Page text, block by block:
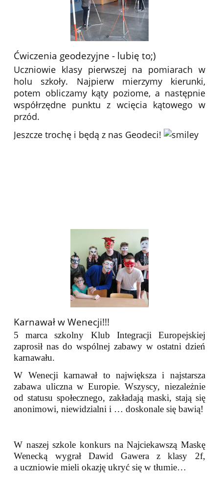
Ćwiczenia geodezyjne - lubię to;)
Uczniowie klasy pierwszej na pomiarach w
holu szkoły. Najpierw mierzymy kierunki,
potem obliczamy kąty poziome, a następnie
współrzędne punktu z wcięcia kątowego w
przód.
Jeszcze trochę i będą z nas Geodeci!
Karnawał w Wenecji!!!
5 marca szkolny Klub Integracji Europejskiej
zaprosił nas do wspólnej zabawy w ostatni dzień
karnawału.
W Wenecji karnawał to największa i najstarsza
zabawa uliczna w Europie. Wszyscy, niezależnie
od statusu społecznego, zakładają maski, stają się
anonimowi, niewidzialni i … doskonale się bawią!
W naszej szkole konkurs na Najciekawszą Maskę
Wenecką wygrał Dawid Gawera z klasy 2f,
a uczniowie mieli okazję ukryć się w tłumie…